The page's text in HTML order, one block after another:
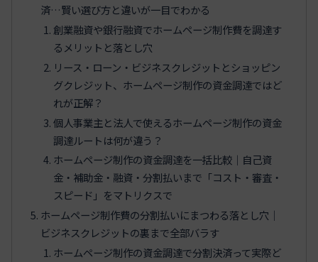
済…賢い選び方と違いが一目でわかる
創業融資や銀行融資でホームページ制作費を調達す
るメリットと落とし穴
リース・ローン・ビジネスクレジットとショッピン
グクレジット、ホームページ制作の資金調達ではど
れが正解？
個人事業主と法人で使えるホームページ制作の資金
調達ルートは何が違う？
ホームページ制作の資金調達を一括比較｜自己資
金・補助金・融資・分割払いまで「コスト・審査・
スピード」をマトリクスで
ホームページ制作費の分割払いにまつわる落とし穴｜
ビジネスクレジットの裏まで全部バラす
ホームページ制作の資金調達で分割決済って実際ど